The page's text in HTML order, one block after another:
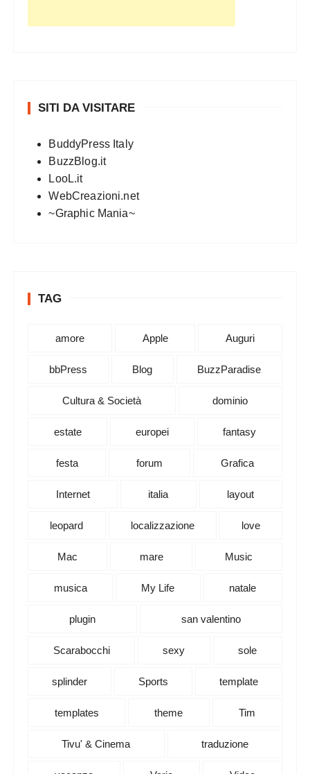
SITI DA VISITARE
BuddyPress Italy
BuzzBlog.it
LooL.it
WebCreazioni.net
~Graphic Mania~
TAG
amore Apple Auguri
bbPress Blog BuzzParadise
Cultura & Società dominio
estate europei fantasy
festa forum Grafica
Internet italia layout
leopard localizzazione love
Mac mare Music
musica My Life natale
plugin san valentino
Scarabocchi sexy sole
splinder Sports template
templates theme Tim
Tivu' & Cinema traduzione